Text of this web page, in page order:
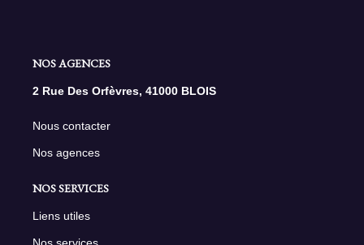
NOS AGENCES
2 Rue Des Orfèvres, 41000 BLOIS
Nous contacter
Nos agences
NOS SERVICES
Liens utiles